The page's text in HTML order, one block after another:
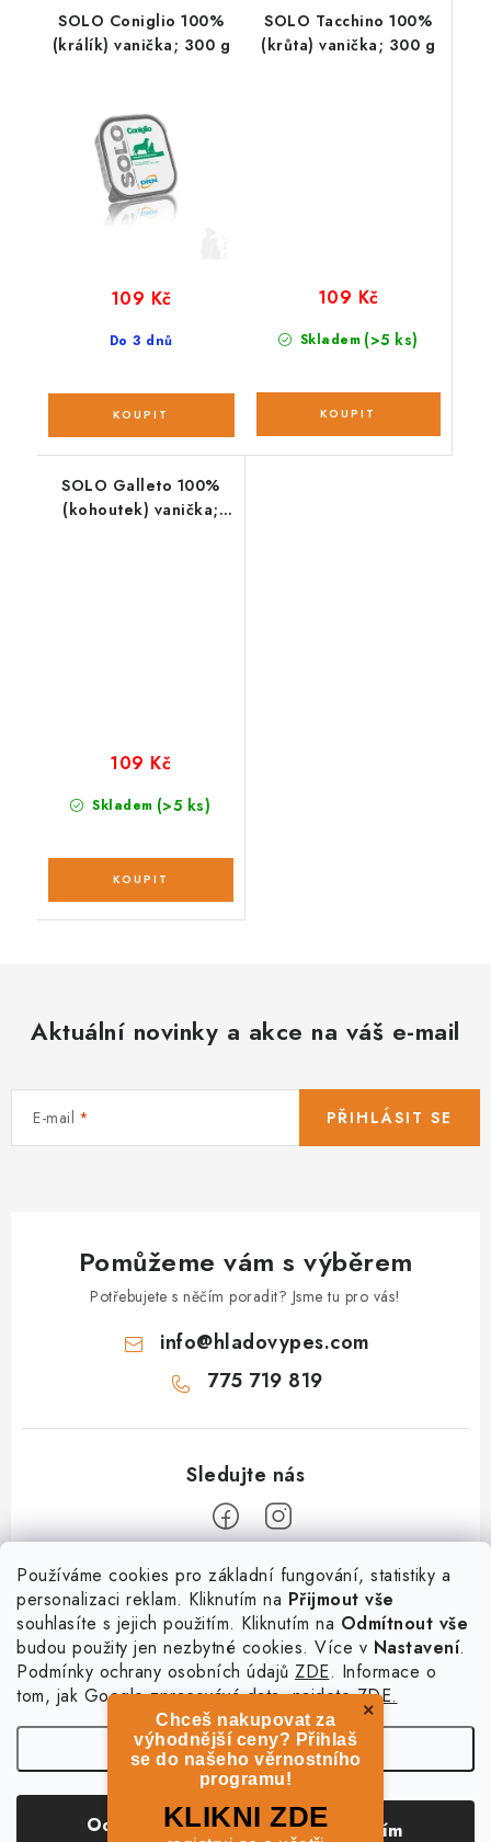
Používáme cookies pro základní fungování, statistiky a
personalizaci reklam. Kliknutím na Přijmout vše
souhlasíte s jejich použitím. Kliknutím na Odmítnout vše
budou použity jen nezbytné cookies. Více v Nastavení.
Podmínky ochrany osobních údajů ZDE. Informace o
tom, jak Google zpracovává data, najdeteZDE.
Nastavení
Odmítnout Souhlasím
SOLO Coniglio 100%
(králík) vanička; 300 g
Do 3 dnů
109 Kč
SOLO Tacchino 100%
(krůta) vanička; 300 g
Skladem (>5 ks)
109 Kč
SOLO Galleto 100%
(kohoutek) vanička;
Skladem (>5 ks)
109 Kč
Aktuální novinky a akce na váš e-mail
E-mail PŘIHLÁSIT SE
Pomůžeme vám s výběrem
Potřebujete s něčím poradit? Jsme tu pro vás!
info@hladovypes.com
775 719 819
Informace
O nás
Kontakty
Výměna, vrácení a reklamace
Služby
PetExpert - pojištění psů
Pujčení paddleboardu a psí plovací vesty
Osobní odběr zboží - PRODEJNA
hladovypes.com. Všechna práva vyhrazena. Upravit nastavení
cookies
×
Chceš nakupovat za
výhodnější ceny? Přihlaš
se do našeho věrnostního
programu!
KLIKNI ZDE